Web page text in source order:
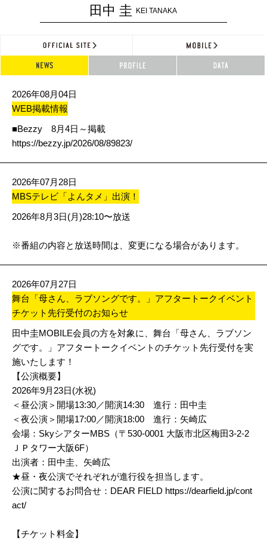
田中 圭 KEI TANAKA
2026年08月04日
WEB掲載情報
■Bezzy 8月4日～掲載
https://bezzy.jp/2026/08/89823/
2026年07月28日
MBSテレビ「よんタメ」出演！
2026年8月3日(月)28:10〜放送
※番組の内容と放送時間は、変更になる場合があります。
2026年07月27日
舞台「母さん、ラブソングです。」アフタートークイベント
チケット先行受付のお知らせ
田中圭MOBILE会員の方を対象に、舞台「母さん、ラブソン
グです。」アフタートークイベントのチケット先行受付を実
施いたします！
【公演概要】
2026年9月23日(水祝)
＜昼公演＞開場13:30／開演14:30 進行：田中圭
＜夜公演＞開場17:00／開演18:00 進行：矢崎広
会場：SkyシアターMBS（〒530-0001 大阪市北区梅田3-2-2
ＪＰタワー大阪6F）
出演者：田中圭、矢崎広
★昼・夜公演でそれぞれが進行役を担当します。
公演に関するお問合せ： DEAR FIELD https://dearfield.jp/cont
act/
【チケット料金】